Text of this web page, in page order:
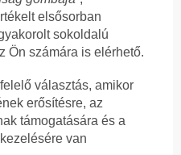
elsősorban
sokoldalú
Ön számára is elérhető.
választás, amikor
erősítésre, az
támogatására és a
van